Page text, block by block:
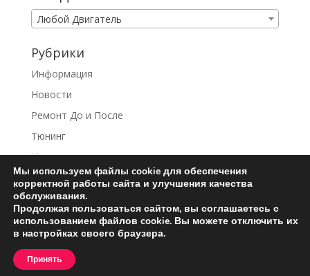
Любой Двигатель
Рубрики
Информация
Новости
Ремонт До и После
Тюнинг
Услуги
Ремонт турбин
Контакты
Пользовательское соглашение
Мы используем файлы cookie для обеспечения
корректной работы сайта и улучшения качества
обслуживания.
Продолжая пользоваться сайтом, вы соглашаетесь с
использованием файлов cookie. Вы можете отключить их
в настройках своего браузера.
Принять